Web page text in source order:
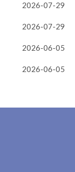
2026-07-29
2026-07-29
2026-06-05
2026-06-05